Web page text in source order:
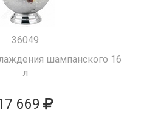
36049
шампанского 16
л
669